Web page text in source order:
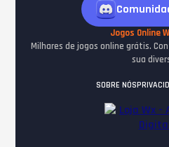
Jogos Online
Milhares de jogos online grátis.
sua
SOBRE NÓS